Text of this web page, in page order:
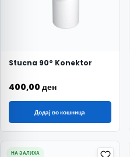
Stucna 90º Konektor
400,00 ден
Додај во кошница
НА ЗАЛИХА